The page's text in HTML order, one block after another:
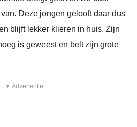
Deze jongen gelooft daar dus
blijft lekker klieren in huis. Zijn
is geweest en belt zijn grote
▼ Advertentie